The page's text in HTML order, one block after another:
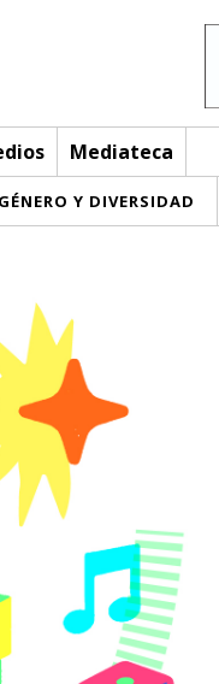
Mediateca
GÉNERO Y DIVERSIDAD